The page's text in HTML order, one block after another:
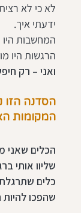
לא כי לא
ידעתי איך.
המחשבות היו
הרגשות היו
ואני – רק
הסדנה הזו
המקומות
הכלים שאני
שליוו אותי
כלים
שהפכו